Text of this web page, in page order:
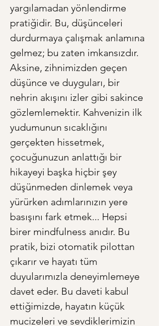
yargılamadan yönlendirme
pratiğidir. Bu, düşünceleri
durdurmaya çalışmak anlamına
gelmez; bu zaten imkansızdır.
Aksine, zihnimizden geçen
düşünce ve duyguları, bir
nehrin akışını izler gibi sakince
gözlemlemektir. Kahvenizin ilk
yudumunun sıcaklığını
gerçekten hissetmek,
çocuğunuzun anlattığı bir
hikayeyi başka hiçbir şey
düşünmeden dinlemek veya
yürürken adımlarınızın yere
basışını fark etmek... Hepsi
birer mindfulness anıdır. Bu
pratik, bizi otomatik pilottan
çıkarır ve hayatı tüm
duyularımızla deneyimlemeye
davet eder. Bu daveti kabul
ettiğimizde, hayatın küçük
mucizeleri ve sevdiklerimizin